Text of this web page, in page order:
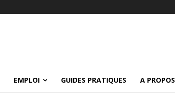
EMPLOI GUIDES PRATIQUES A PROPOS